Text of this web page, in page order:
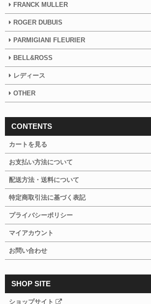
FRANCK MULLER
ROGER DUBUIS
PARMIGIANI FLEURIER
BELL&ROSS
レディース
OTHER
CONTENTS
カートを見る
お支払い方法について
配送方法・送料について
特定商取引法に基づく表記
プライバシーポリシー
マイアカウント
お問い合わせ
SHOP SITE
ショップサイト